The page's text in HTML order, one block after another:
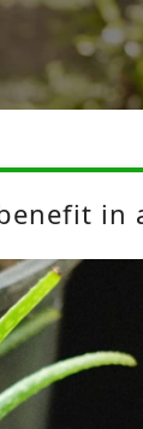
benefit in